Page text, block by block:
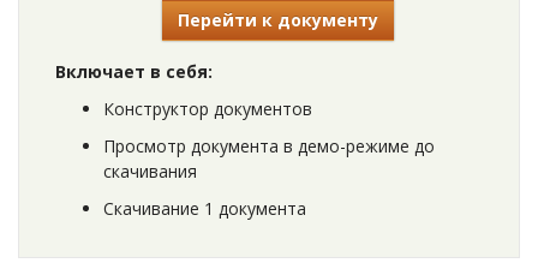
Перейти к документу
Включает в себя:
Конструктор документов
Просмотр документа в демо-режиме до
скачивания
Скачивание 1 документа